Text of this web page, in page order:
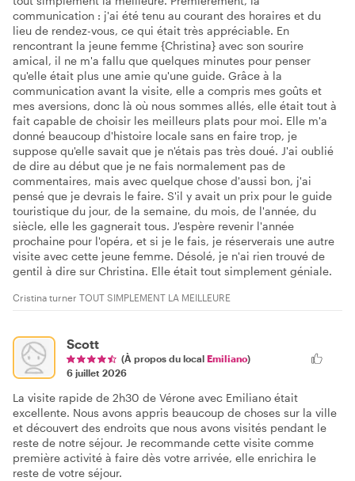
communication : j'ai été tenu au courant des horaires et du
lieu de rendez-vous, ce qui était très appréciable. En
rencontrant la jeune femme {Christina} avec son sourire
amical, il ne m'a fallu que quelques minutes pour penser
qu'elle était plus une amie qu'une guide. Grâce à la
communication avant la visite, elle a compris mes goûts et
mes aversions, donc là où nous sommes allés, elle était tout à
fait capable de choisir les meilleurs plats pour moi. Elle m'a
donné beaucoup d'histoire locale sans en faire trop, je
suppose qu'elle savait que je n'étais pas très doué. J'ai oublié
de dire au début que je ne fais normalement pas de
commentaires, mais avec quelque chose d'aussi bon, j'ai
pensé que je devrais le faire. S'il y avait un prix pour le guide
touristique du jour, de la semaine, du mois, de l'année, du
siècle, elle les gagnerait tous. J'espère revenir l'année
prochaine pour l'opéra, et si je le fais, je réserverais une autre
visite avec cette jeune femme. Désolé, je n'ai rien trouvé de
gentil à dire sur Christina. Elle était tout simplement géniale.
Cristina turner TOUT SIMPLEMENT LA MEILLEURE
Scott
(À propos du local Emiliano)
6 juillet 2026
La visite rapide de 2h30 de Vérone avec Emiliano était
excellente. Nous avons appris beaucoup de choses sur la ville
et découvert des endroits que nous avons visités pendant le
reste de notre séjour. Je recommande cette visite comme
première activité à faire dès votre arrivée, elle enrichira le
reste de votre séjour.